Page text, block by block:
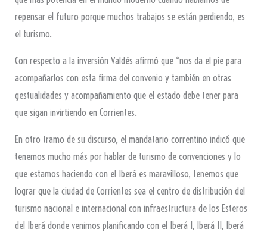
repensar el futuro porque muchos trabajos se están perdiendo, es
el turismo.
Con respecto a la inversión Valdés afirmó que “nos da el pie para
acompañarlos con esta firma del convenio y también en otras
gestualidades y acompañamiento que el estado debe tener para
que sigan invirtiendo en Corrientes.
En otro tramo de su discurso, el mandatario correntino indicó que
tenemos mucho más por hablar de turismo de convenciones y lo
que estamos haciendo con el Iberá es maravilloso, tenemos que
lograr que la ciudad de Corrientes sea el centro de distribución del
turismo nacional e internacional con infraestructura de los Esteros
del Iberá donde venimos planificando con el Iberá I, Iberá II, Iberá